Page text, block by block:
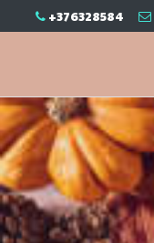
+376328584